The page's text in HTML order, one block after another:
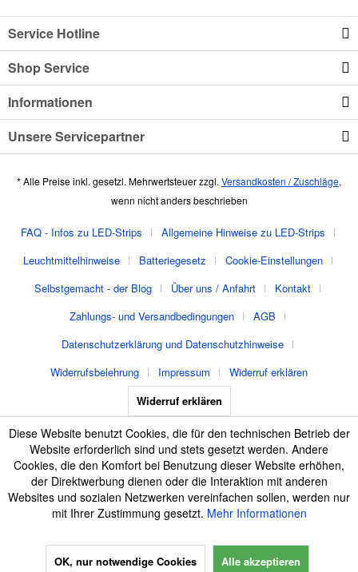
Service Hotline
Shop Service
Informationen
Unsere Servicepartner
* Alle Preise inkl. gesetzl. Mehrwertsteuer zzgl. Versandkosten / Zuschläge,
wenn nicht anders beschrieben
FAQ - Infos zu LED-Strips
Allgemeine Hinweise zu LED-Strips
Leuchtmittelhinweise
Batteriegesetz
Cookie-Einstellungen
Selbstgemacht - der Blog
Über uns / Anfahrt
Kontakt
Zahlungs- und Versandbedingungen
AGB
Datenschutzerklärung und Datenschutzhinweise
Widerrufsbelehrung
Impressum
Widerruf erklären
Widerruf erklären
Diese Website benutzt Cookies, die für den technischen Betrieb der
Website erforderlich sind und stets gesetzt werden. Andere
Cookies, die den Komfort bei Benutzung dieser Website erhöhen,
der Direktwerbung dienen oder die Interaktion mit anderen
Websites und sozialen Netzwerken vereinfachen sollen, werden nur
mit Ihrer Zustimmung gesetzt. Mehr Informationen
OK, nur notwendige Cookies Alle akzeptieren